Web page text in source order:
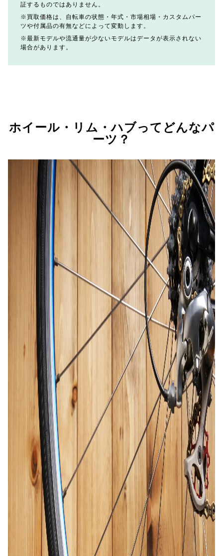
証するものではありません。
買取価格は、自転車の状態・年式・市場相場・カスタムパー
ツや付属品の有無などによって変動します。
最新モデルや流通量が少ないモデルはデータが表示されない
場合があります。
ホイール・リム・ハブってどんなパ
ーツ？